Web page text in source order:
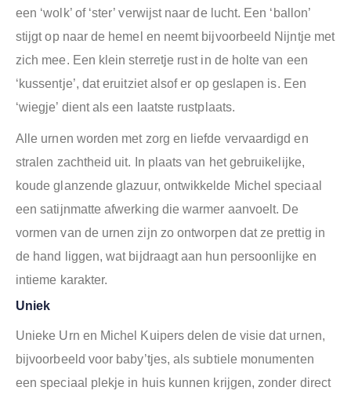
een ‘wolk’ of ‘ster’ verwijst naar de lucht. Een ‘ballon’
stijgt op naar de hemel en neemt bijvoorbeeld Nijntje met
zich mee. Een klein sterretje rust in de holte van een
‘kussentje’, dat eruitziet alsof er op geslapen is. Een
‘wiegje’ dient als een laatste rustplaats.
Alle urnen worden met zorg en liefde vervaardigd en
stralen zachtheid uit. In plaats van het gebruikelijke,
koude glanzende glazuur, ontwikkelde Michel speciaal
een satijnmatte afwerking die warmer aanvoelt. De
vormen van de urnen zijn zo ontworpen dat ze prettig in
de hand liggen, wat bijdraagt aan hun persoonlijke en
intieme karakter.
Uniek
Unieke Urn en Michel Kuipers delen de visie dat urnen,
bijvoorbeeld voor baby’tjes, als subtiele monumenten
een speciaal plekje in huis kunnen krijgen, zonder direct